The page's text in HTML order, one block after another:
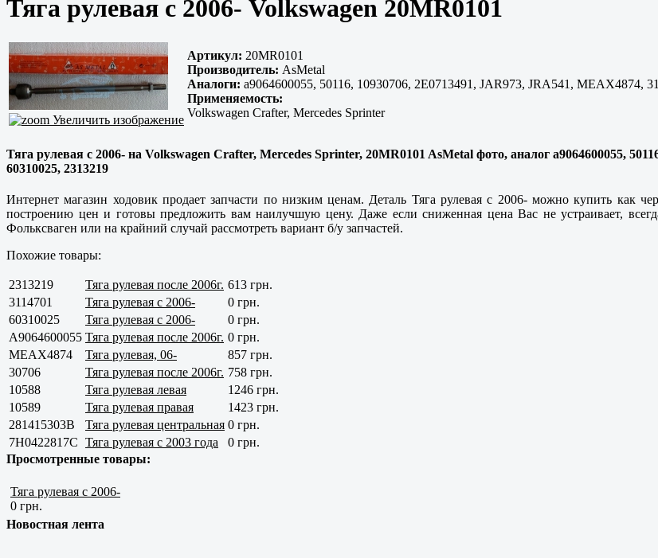
Тяга рулевая с 2006- Volkswagen 20MR0101
Увеличить изображение
Артикул: 20MR0101
Производитель: AsMetal
Аналоги: a9064600055, 50116, 10930706, 2E0713491, JAR973, JRA541, MEAX4874,
Применяемость:
Volkswagen Crafter, Mercedes Sprinter
Тяга рулевая с 2006- на Volkswagen Crafter, Mercedes Sprinter, 20MR0101 AsMetal фото, аналог a9064600055,
60310025, 2313219
Интернет магазин ходовик продает запчасти по низким ценам. Деталь Тяга рулевая с 2006- можно купить как
построению цен и готовы предложить вам наилучшую цену. Даже если сниженная цена Вас не устраивает,
Фольксваген или на крайний случай рассмотреть вариант б/у запчастей.
Похожие товары:
2313219 Тяга рулевая после 2006г. 613 грн.
3114701
Тяга рулевая с 2006-
0 грн.
60310025
Тяга рулевая с 2006-
0 грн.
A9064600055 Тяга рулевая после 2006г. 0 грн.
MEAX4874
Тяга рулевая, 06-
857 грн.
30706
Тяга рулевая после 2006г. 758 грн.
10588
Тяга рулевая левая
1246 грн.
10589
Тяга рулевая правая
1423 грн.
281415303B
Тяга рулевая центральная 0 грн.
7H0422817С Тяга рулевая с 2003 года
0 грн.
Просмотренные товары:
Тяга рулевая с 2006-
0 грн.
Новостная лента